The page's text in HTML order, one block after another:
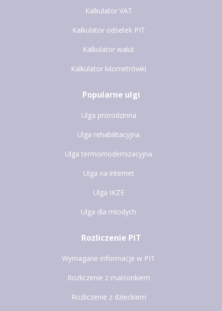
Kalkulator VAT
Kalkulator odsetek PIT
Kalkulator walut
Kalkulator kilometrówki
Popularne ulgi
Ulga prorodzinna
Ulga rehabilitacyjna
Ulga termomodernizacyjna
Ulga na internet
Ulga IKZE
Ulga dla młodych
Rozliczenie PIT
Wymagane informacje w PIT
Rozliczenie z małżonkiem
Rozliczenie z dzieckiem